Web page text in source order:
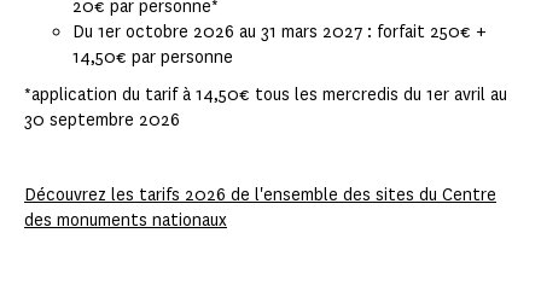
20€ par personne*
Du 1er octobre 2026 au 31 mars 2027 : forfait 250€ +
14,50€ par personne
*application du tarif à 14,50€ tous les mercredis du 1er avril au
30 septembre 2026
Découvrez les tarifs 2026 de l'ensemble des sites du Centre
des monuments nationaux